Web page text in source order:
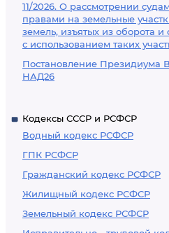
11/2026. О рассмотрении
правами на земельные
земель, изъятых из оборота
с использованием таких
Постановление Президиума
НАД26
Кодексы СССР и РСФСР
Водный кодекс РСФСР
ГПК РСФСР
Гражданский кодекс РСФСР
Жилищный кодекс РСФСР
Земельный кодекс РСФСР